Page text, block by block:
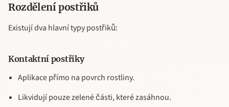
Rozdělení postřiků
Existují dva hlavní typy postřiků:
Kontaktní postřiky
Aplikace přímo na povrch rostliny.
Likvidují pouze zelené části, které zasáhnou.